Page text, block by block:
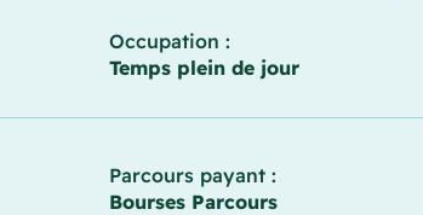
Occupation :
Temps plein de jour
Parcours payant :
Bourses Parcours